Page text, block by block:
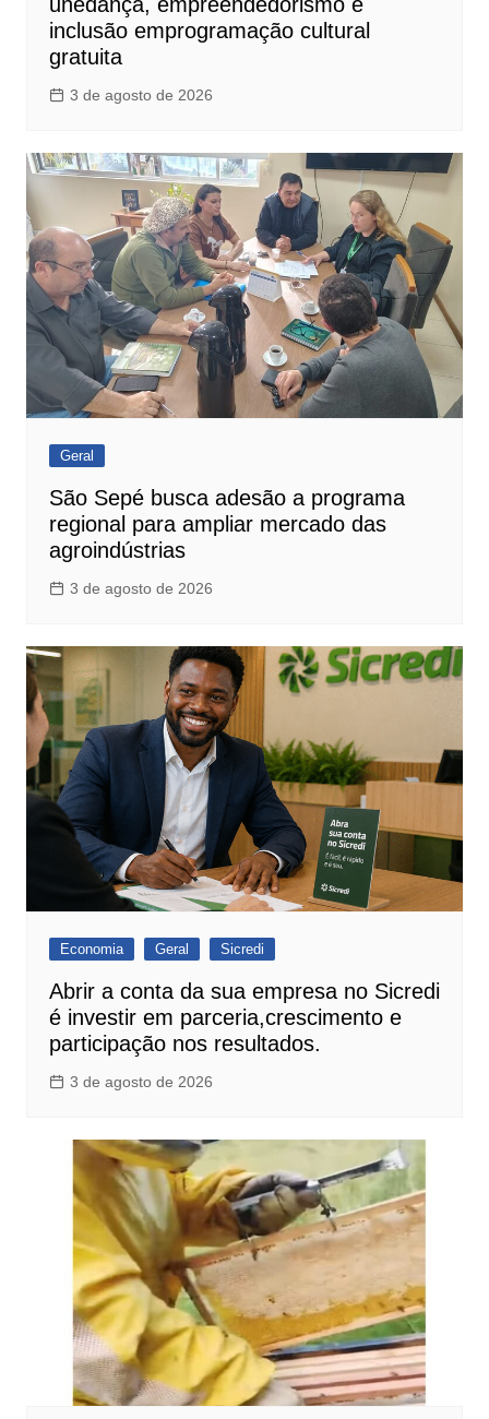
inclusão emprogramação cultural
gratuita
3 de agosto de 2026
Geral
São Sepé busca adesão a programa
regional para ampliar mercado das
agroindústrias
3 de agosto de 2026
Economia Geral Sicredi
Abrir a conta da sua empresa no Sicredi
é investir em parceria,crescimento e
participação nos resultados.
3 de agosto de 2026